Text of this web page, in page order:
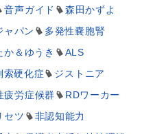
音声ガイド
森田かずよ
ャパン
多発性嚢胞腎
か＆ゆうき
ALS
索硬化症
ジストニア
疲労症候群
RDワーカー
セツ
非認知能力